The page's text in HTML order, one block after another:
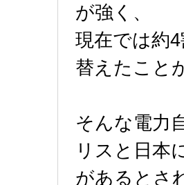
が強く、
現在では約
替えたこと
そんな電力
リスと日本
があるとさ